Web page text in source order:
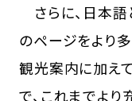
さらに、日本語
のページをより
観光案内に加え
で、これまでよ